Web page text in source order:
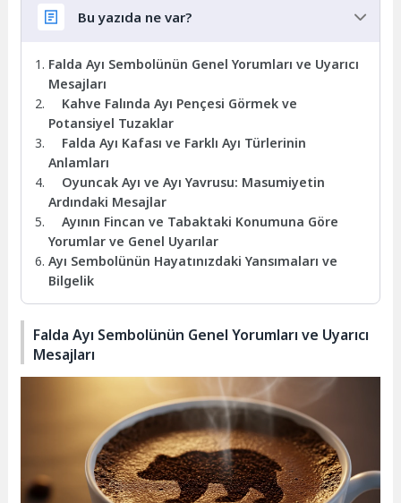
Bu yazıda ne var?
Falda Ayı Sembolünün Genel Yorumları ve Uyarıcı
Mesajları
Kahve Falında Ayı Pençesi Görmek ve
Potansiyel Tuzaklar
Falda Ayı Kafası ve Farklı Ayı Türlerinin
Anlamları
Oyuncak Ayı ve Ayı Yavrusu: Masumiyetin
Ardındaki Mesajlar
Ayının Fincan ve Tabaktaki Konumuna Göre
Yorumlar ve Genel Uyarılar
Ayı Sembolünün Hayatınızdaki Yansımaları ve
Bilgelik
Falda Ayı Sembolünün Genel Yorumları ve Uyarıcı
Mesajları